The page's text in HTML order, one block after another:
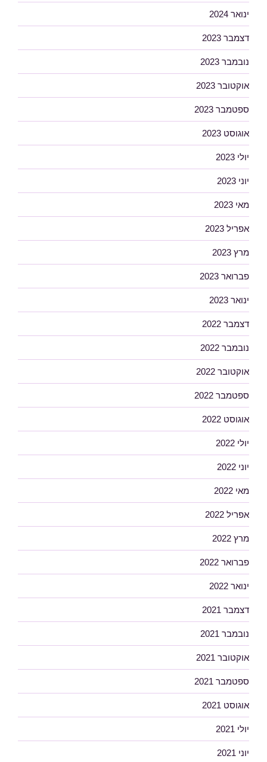
ינואר 2024
דצמבר 2023
נובמבר 2023
אוקטובר 2023
ספטמבר 2023
אוגוסט 2023
יולי 2023
יוני 2023
מאי 2023
אפריל 2023
מרץ 2023
פברואר 2023
ינואר 2023
דצמבר 2022
נובמבר 2022
אוקטובר 2022
ספטמבר 2022
אוגוסט 2022
יולי 2022
יוני 2022
מאי 2022
אפריל 2022
מרץ 2022
פברואר 2022
ינואר 2022
דצמבר 2021
נובמבר 2021
אוקטובר 2021
ספטמבר 2021
אוגוסט 2021
יולי 2021
יוני 2021